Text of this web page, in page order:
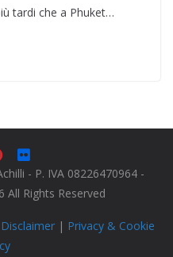
tardi che a Phuket…
- P. IVA 08226470964 -
All Rights Reserved
Disclaimer | Privacy & Cookie